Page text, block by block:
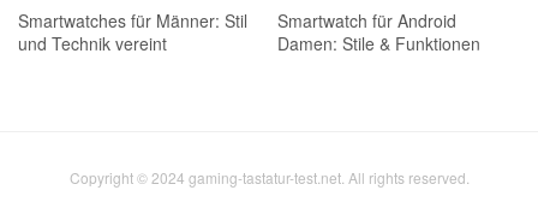
Smartwatches für Männer: Stil
und Technik vereint
Smartwatch für Android
Damen: Stile & Funktionen
Copyright © 2024 gaming-tastatur-test.net. All rights reserved.